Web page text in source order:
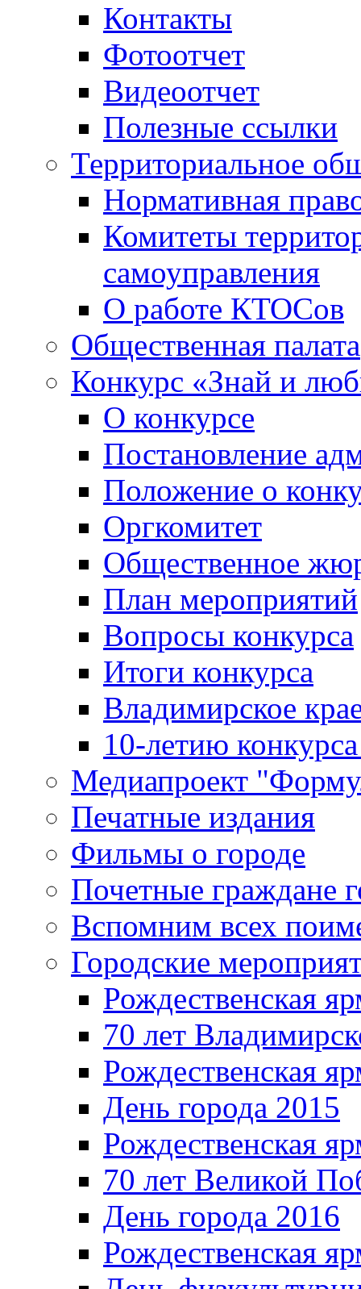
Контакты
Фотоотчет
Видеоотчет
Полезные ссылки
Территориальное
Нормативная
Комитеты
самоуправления
О работе КТОСов
Общественная палата
Конкурс «Знай и
О конкурсе
Постановление
Положение о
Оргкомитет
Общественное
План мероприятий
Вопросы конкурса
Итоги конкурса
Владимирское
10-летию
Медиапроект
Печатные издания
Фильмы о городе
Почетные граждане
Вспомним всех
Городские
Рождественская
70 лет
Рождественская
День города 2015
Рождественская
70 лет Великой
День города 2016
Рождественская